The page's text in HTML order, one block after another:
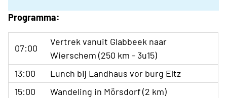
Programma:
07:00
Vertrek vanuit Glabbeek naar
Wierschem (250 km - 3u15)
13:00
Lunch bij Landhaus vor burg Eltz
15:00
Wandeling in Mörsdorf (2 km)